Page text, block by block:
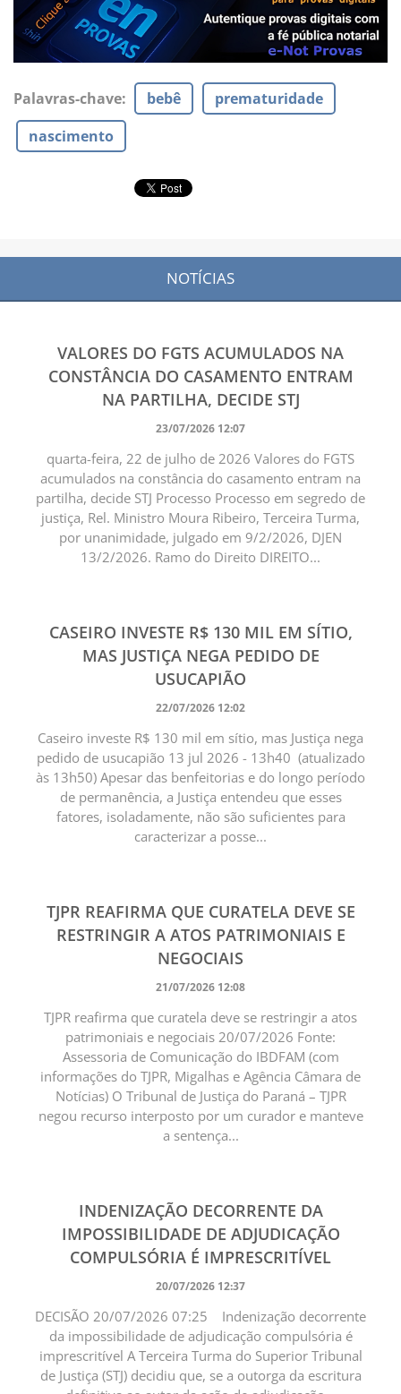
Palavras-chave: bebê
prematuridade
nascimento
NOTÍCIAS
VALORES DO FGTS ACUMULADOS NA
CONSTÂNCIA DO CASAMENTO ENTRAM
NA PARTILHA, DECIDE STJ
23/07/2026 12:07
quarta-feira, 22 de julho de 2026 Valores do FGTS
acumulados na constância do casamento entram na
partilha, decide STJ Processo Processo em segredo de
justiça, Rel. Ministro Moura Ribeiro, Terceira Turma,
por unanimidade, julgado em 9/2/2026, DJEN
13/2/2026. Ramo do Direito DIREITO...
CASEIRO INVESTE R$ 130 MIL EM SÍTIO,
MAS JUSTIÇA NEGA PEDIDO DE
USUCAPIÃO
22/07/2026 12:02
Caseiro investe R$ 130 mil em sítio, mas Justiça nega
pedido de usucapião 13 jul 2026 - 13h40 (atualizado
às 13h50) Apesar das benfeitorias e do longo período
de permanência, a Justiça entendeu que esses
fatores, isoladamente, não são suficientes para
caracterizar a posse...
TJPR REAFIRMA QUE CURATELA DEVE SE
RESTRINGIR A ATOS PATRIMONIAIS E
NEGOCIAIS
21/07/2026 12:08
TJPR reafirma que curatela deve se restringir a atos
patrimoniais e negociais 20/07/2026 Fonte:
Assessoria de Comunicação do IBDFAM (com
informações do TJPR, Migalhas e Agência Câmara de
Notícias) O Tribunal de Justiça do Paraná – TJPR
negou recurso interposto por um curador e manteve
a sentença...
INDENIZAÇÃO DECORRENTE DA
IMPOSSIBILIDADE DE ADJUDICAÇÃO
COMPULSÓRIA É IMPRESCRITÍVEL
20/07/2026 12:37
DECISÃO 20/07/2026 07:25 Indenização decorrente
da impossibilidade de adjudicação compulsória é
imprescritível A Terceira Turma do Superior Tribunal
de Justiça (STJ) decidiu que, se a outorga da escritura